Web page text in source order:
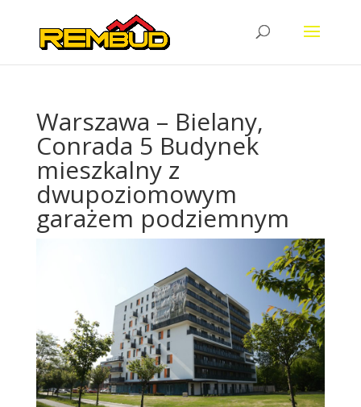
Warszawa – Bielany,
Conrada 5 Budynek
mieszkalny z
dwupoziomowym
garażem podziemnym